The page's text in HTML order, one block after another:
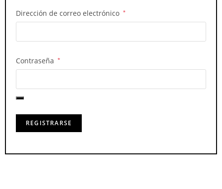
Dirección de correo electrónico *
Contraseña *
REGISTRARSE